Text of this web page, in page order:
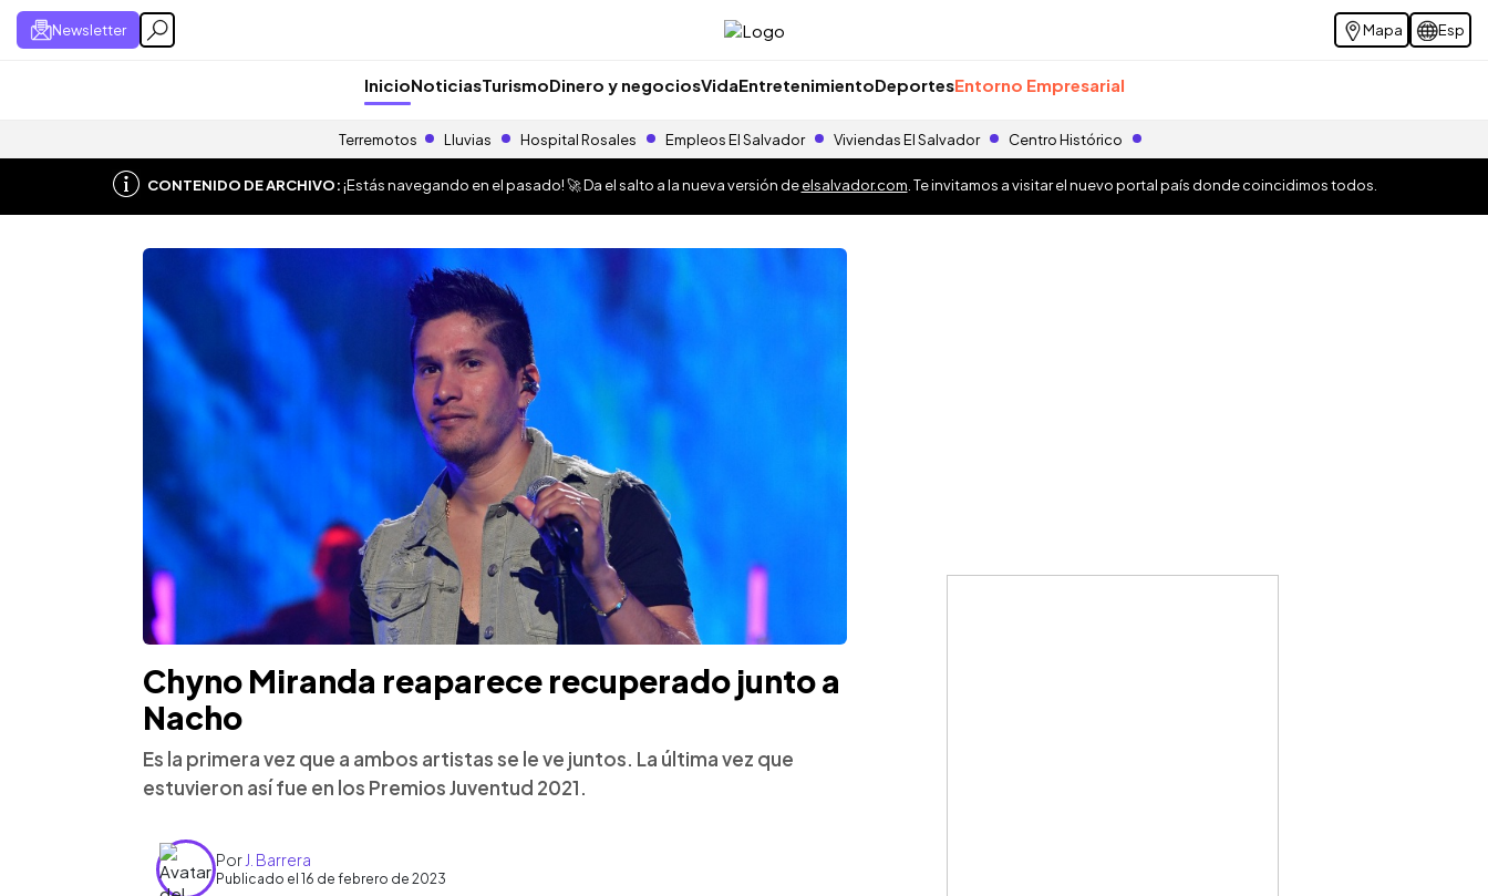
Newsletter Mapa Esp
InicioNoticiasTurismoDinero y negociosVidaEntretenimientoDeportesEntorno Empresarial
Terremotos Lluvias Hospital Rosales Empleos El Salvador Viviendas El Salvador Centro Histórico
CONTENIDO DE ARCHIVO:¡Estás navegando en el pasado! 🚀 Da el salto a la nueva versión deelsalvador.com . Te invitamos a visitar el nuevo portal país donde coincidimos todos.
Chyno Miranda reaparece recuperado junto a
Nacho
Es la primera vez que a ambos artistas se le ve juntos. La última vez que
estuvieron así fue en los Premios Juventud 2021.
Por J. Barrera
Publicado el 16 de febrero de 2023